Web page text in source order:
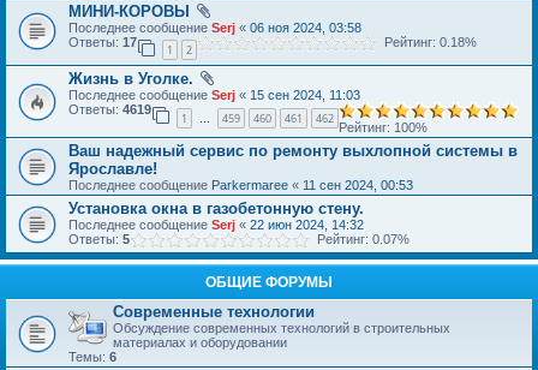
МИНИ-КОРОВЫ
Последнее сообщение Serj « 06 ноя 2024, 03:58
Ответы: 17
1 2
Рейтинг: 0.18%
Жизнь в Уголке.
Последнее сообщение Serj « 15 сен 2024, 11:03
Ответы: 4619
1 … 459 460 461 462
Рейтинг: 100%
Ваш надежный сервис по ремонту выхлопной системы в
Ярославле!
Последнее сообщение Parkermaree « 11 сен 2024, 00:53
Установка окна в газобетонную стену.
Последнее сообщение Serj « 22 июн 2024, 14:32
Ответы: 5 Рейтинг: 0.07%
ОБЩИЕ ФОРУМЫ
Современные технологии
Обсуждение современных технологий в строительных
материалах и оборудовании
Темы: 6